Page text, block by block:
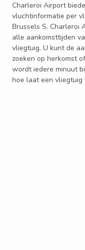
Charleroi Airport
vluchtinformatie per
Brussels S. Charleroi
alle aankomsttijden
vliegtuig. U kunt de
zoeken op herkomst
wordt iedere minuut
hoe laat een vliegtuig